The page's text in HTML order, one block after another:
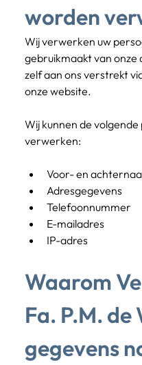
worden
Wij verwerken uw
gebruikmaakt van onze
zelf aan ons verstrekt
onze website.
Wij kunnen de
verwerken:
Voor- en
Adresgegevens
Telefoonnummer
E-mailadres
IP-adres
Waarom
Fa. P.M. de
gegevens